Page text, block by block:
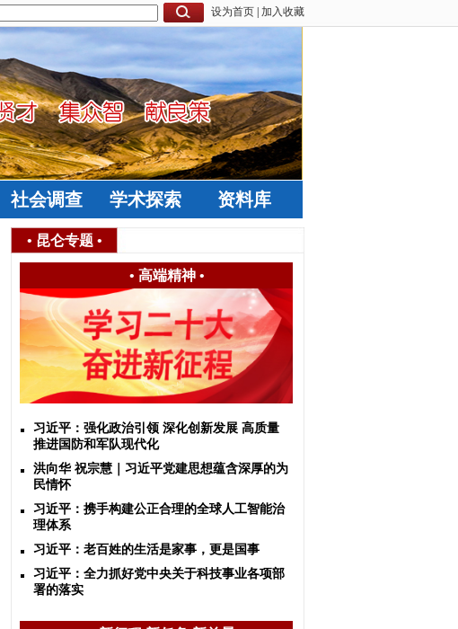
设为首页 加入收藏
社会调查 学术探索 资料库
肖志夫｜苏联解体与苏共“红二
• 昆仑专题 •
• 高端精神•
习近平：强化政治引领 深化创新发展 高质量
推进国防和军队现代化
洪向华 祝宗慧｜习近平党建思想蕴含深厚的为
民情怀
习近平：携手构建公正合理的全球人工智能治
理体系
习近平：老百姓的生活是家事，更是国事
习近平：全力抓好党中央关于科技事业各项部
署的落实